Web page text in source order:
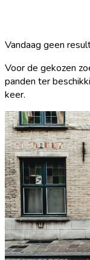
Vandaag geen
Voor de gekozen
panden ter
keer.